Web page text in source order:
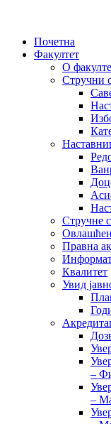
Почетна
Факултет
О
Стручни
Стручне
Правна
Квалитет
Увид
–
–